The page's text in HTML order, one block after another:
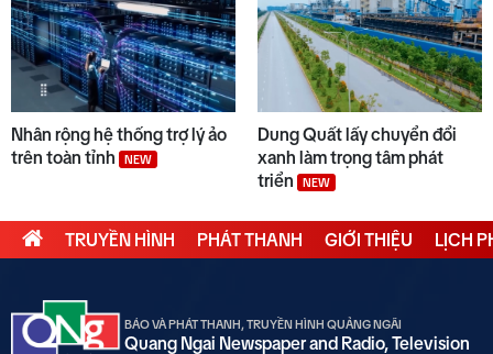
Nhân rộng hệ thống trợ lý ảo
trên toàn tỉnh
NEW
Dung Quất lấy chuyển đổi
xanh làm trọng tâm phát
triển
NEW
TRUYỀN HÌNH PHÁT THANH GIỚI THIỆU LỊCH
BÁO VÀ PHÁT THANH, TRUYỀN HÌNH QUẢNG NGÃI
Quang Ngai Newspaper and Radio, Television